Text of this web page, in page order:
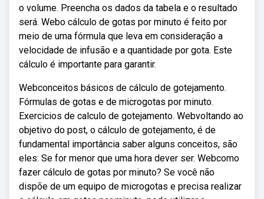
o volume. Preencha os dados da tabela e o resultado
será. Webo cálculo de gotas por minuto é feito por
meio de uma fórmula que leva em consideração a
velocidade de infusão e a quantidade por gota. Este
cálculo é importante para garantir.
Webconceitos básicos de cálculo de gotejamento.
Fórmulas de gotas e de microgotas por minuto.
Exercicios de calculo de gotejamento. Webvoltando ao
objetivo do post, o cálculo de gotejamento, é de
fundamental importância saber alguns conceitos, são
eles: Se for menor que uma hora dever ser. Webcomo
fazer cálculo de gotas por minuto? Se você não
dispõe de um equipo de microgotas e precisa realizar